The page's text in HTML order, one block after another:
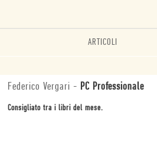
ARTICOLI
Federico Vergari - PC Professionale
Consigliato tra i libri del mese.